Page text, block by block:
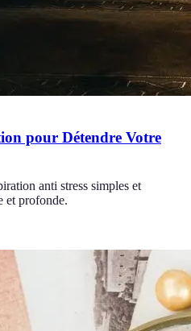
pour Détendre Votre
anti stress simples et
et profonde.